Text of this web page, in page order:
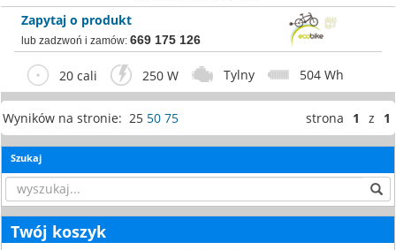
Zapytaj o produkt
lub zadzwoń i zamów: 669 175 126
20 cali 250 W Tylny 504 Wh
strona 1 z 1
Wyników na stronie: 25 50 75
Szukaj
Twój koszyk